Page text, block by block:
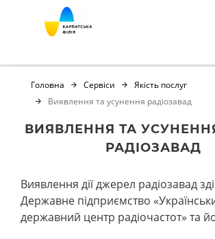
Головна Сервіси
Якість послуг
Виявлення та усунення радіозавад
ВИЯВЛЕННЯ ТА
РАДІОЗАВАД
Виявлення дії джерел радіозавад
Державне підприємство
державний центр радіочастот» та